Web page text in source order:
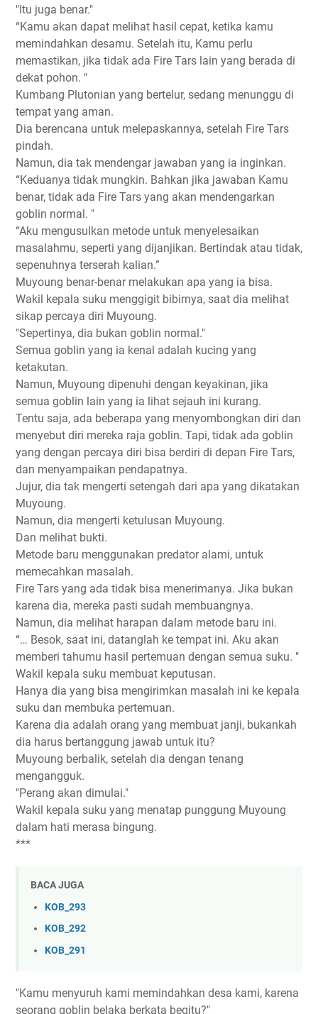
"Itu juga benar."
“Kamu akan dapat melihat hasil cepat, ketika kamu
memindahkan desamu. Setelah itu, Kamu perlu
memastikan, jika tidak ada Fire Tars lain yang berada di
dekat pohon. "
Kumbang Plutonian yang bertelur, sedang menunggu di
tempat yang aman.
Dia berencana untuk melepaskannya, setelah Fire Tars
pindah.
Namun, dia tak mendengar jawaban yang ia inginkan.
“Keduanya tidak mungkin. Bahkan jika jawaban Kamu
benar, tidak ada Fire Tars yang akan mendengarkan
goblin normal. "
“Aku mengusulkan metode untuk menyelesaikan
masalahmu, seperti yang dijanjikan. Bertindak atau tidak,
sepenuhnya terserah kalian.”
Muyoung benar-benar melakukan apa yang ia bisa.
Wakil kepala suku menggigit bibirnya, saat dia melihat
sikap percaya diri Muyoung.
"Sepertinya, dia bukan goblin normal."
Semua goblin yang ia kenal adalah kucing yang
ketakutan.
Namun, Muyoung dipenuhi dengan keyakinan, jika
semua goblin lain yang ia lihat sejauh ini kurang.
Tentu saja, ada beberapa yang menyombongkan diri dan
menyebut diri mereka raja goblin. Tapi, tidak ada goblin
yang dengan percaya diri bisa berdiri di depan Fire Tars,
dan menyampaikan pendapatnya.
Jujur, dia tak mengerti setengah dari apa yang dikatakan
Muyoung.
Namun, dia mengerti ketulusan Muyoung.
Dan melihat bukti.
Metode baru menggunakan predator alami, untuk
memecahkan masalah.
Fire Tars yang ada tidak bisa menerimanya. Jika bukan
karena dia, mereka pasti sudah membuangnya.
Namun, dia melihat harapan dalam metode baru ini.
“… Besok, saat ini, datanglah ke tempat ini. Aku akan
memberi tahumu hasil pertemuan dengan semua suku. "
Wakil kepala suku membuat keputusan.
Hanya dia yang bisa mengirimkan masalah ini ke kepala
suku dan membuka pertemuan.
Karena dia adalah orang yang membuat janji, bukankah
dia harus bertanggung jawab untuk itu?
Muyoung berbalik, setelah dia dengan tenang
mengangguk.
"Perang akan dimulai."
Wakil kepala suku yang menatap punggung Muyoung
dalam hati merasa bingung.
***
BACA JUGA
KOB_293
KOB_292
KOB_291
"Kamu menyuruh kami memindahkan desa kami, karena
seorang goblin belaka berkata begitu?"